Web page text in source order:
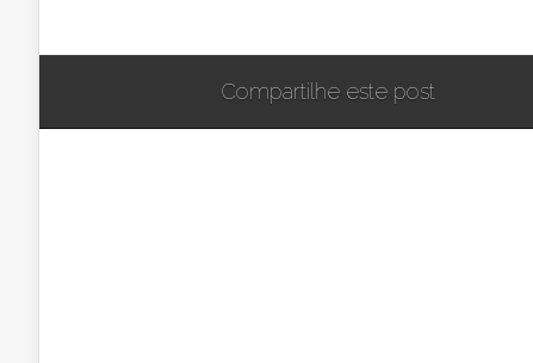
Compartilhe este post